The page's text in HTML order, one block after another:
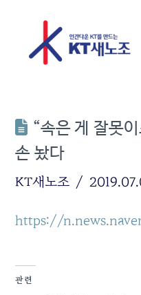
“속은 게 잘못
손 놨다
KT새노조
https://
관련